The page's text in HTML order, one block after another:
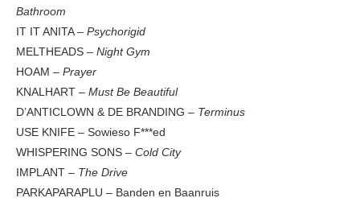
Bathroom
IT IT ANITA – Psychorigid
MELTHEADS – Night Gym
HOAM – Prayer
KNALHART – Must Be Beautiful
D’ANTICLOWN & DE BRANDING – Terminus
USE KNIFE – Sowieso F***ed
WHISPERING SONS – Cold City
IMPLANT – The Drive
PARKAPARAPLU – Banden en Baanruis